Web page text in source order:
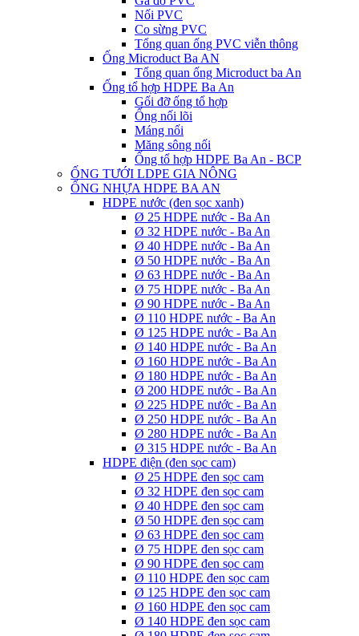
Nối PVC
Co sừng PVC
Tổng quan ống PVC viễn thông
Ống Microduct Ba AN
Tổng quan ống Microduct ba An
Ống tổ hợp HDPE Ba An
Gối đỡ ống tổ hợp
Ống nối lõi
Máng nối
Măng sông nối
Ống tổ hợp HDPE Ba An - BCP
ỐNG TƯỚI LDPE GIA NÔNG
ỐNG NHỰA HDPE BA AN
HDPE nước (đen sọc xanh)
Ø 25 HDPE nước - Ba An
Ø 32 HDPE nước - Ba An
Ø 40 HDPE nước - Ba An
Ø 50 HDPE nước - Ba An
Ø 63 HDPE nước - Ba An
Ø 75 HDPE nước - Ba An
Ø 90 HDPE nước - Ba An
Ø 110 HDPE nước - Ba An
Ø 125 HDPE nước - Ba An
Ø 140 HDPE nước - Ba An
Ø 160 HDPE nước - Ba An
Ø 180 HDPE nước - Ba An
Ø 200 HDPE nước - Ba An
Ø 225 HDPE nước - Ba An
Ø 250 HDPE nước - Ba An
Ø 280 HDPE nước - Ba An
Ø 315 HDPE nước - Ba An
HDPE điện (đen sọc cam)
Ø 25 HDPE đen sọc cam
Ø 32 HDPE đen sọc cam
Ø 40 HDPE đen sọc cam
Ø 50 HDPE đen sọc cam
Ø 63 HDPE đen sọc cam
Ø 75 HDPE đen sọc cam
Ø 90 HDPE đen sọc cam
Ø 110 HDPE đen sọc cam
Ø 125 HDPE đen sọc cam
Ø 160 HDPE đen sọc cam
Ø 140 HDPE đen sọc cam